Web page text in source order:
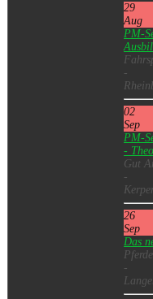
29
Aug
PM-
-
02
Sep
PM-
-
Gut
-
26
Sep
Das
-